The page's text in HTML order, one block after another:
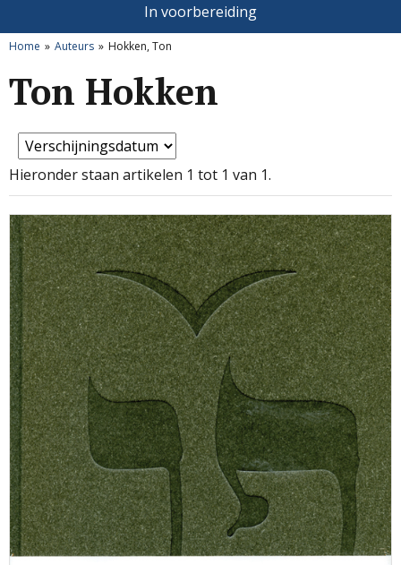
In voorbereiding
Home Auteurs Hokken, Ton
Ton Hokken
Hieronder staan artikelen 1 tot 1 van 1.